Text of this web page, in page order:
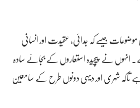
موضوعات جیسے کہ جدائی، عقیدت اور انسانی
نے پیچیدہ استعاروں کے بجائے سادہ
ہے تاکہ شہری اور دیہی دونوں طرح کے سامعین